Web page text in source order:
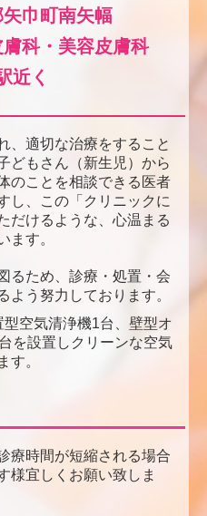
巾町南矢幅
科・美容皮膚科
近く
、適切な治療をすること
どもさん（新生児）から
のことを相談できる医者
し、この「クリニックに
だけるような、心温まる
ます。
るため、診療・処置・会
よう努力しております。
空気清浄機1台、壁型オ
を設置しクリーンな空気
す。
療時間が短縮される場合
様宜しくお願い致しま